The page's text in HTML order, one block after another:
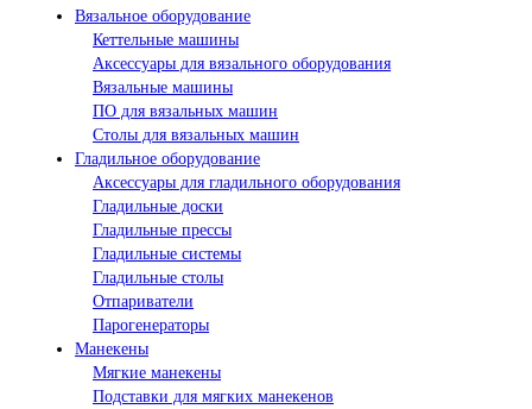
Вязальное оборудование
Кеттельные машины
Аксессуары для вязального оборудования
Вязальные машины
ПО для вязальных машин
Столы для вязальных машин
Гладильное оборудование
Аксессуары для гладильного оборудования
Гладильные доски
Гладильные прессы
Гладильные системы
Гладильные столы
Отпариватели
Парогенераторы
Манекены
Мягкие манекены
Подставки для мягких манекенов